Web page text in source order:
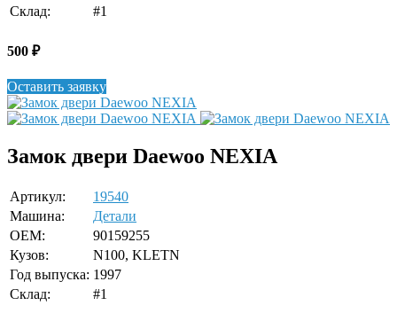
Склад:
#1
500 ₽
Оставить заявку
Замок двери Daewoo NEXIA
Артикул:
19540
Машина:
Детали
OEM:
90159255
Кузов:
N100, KLETN
Год выпуска: 1997
Склад:
#1